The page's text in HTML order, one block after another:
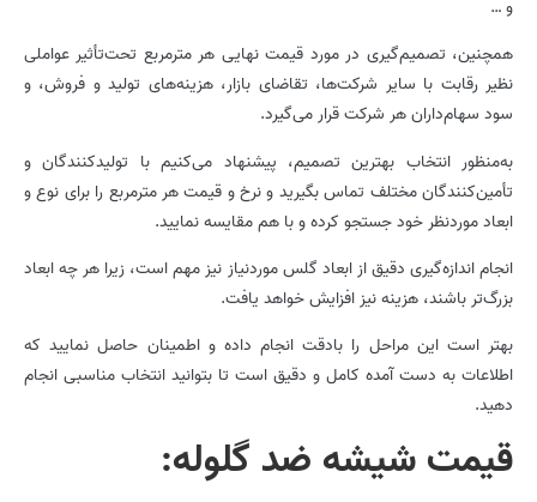
و …
همچنین، تصمیم‌گیری در مورد قیمت نهایی هر مترمربع تحت‌تأثیر عواملی
نظیر رقابت با سایر شرکت‌ها، تقاضای بازار، هزینه‌های تولید و فروش، و
سود سهام‌داران هر شرکت قرار می‌گیرد.
به‌منظور انتخاب بهترین تصمیم، پیشنهاد می‌کنیم با تولیدکنندگان و
تأمین‌کنندگان مختلف تماس بگیرید و نرخ و قیمت هر مترمربع را برای نوع و
ابعاد موردنظر خود جستجو کرده و با هم مقایسه نمایید.
انجام اندازه‌گیری دقیق از ابعاد گلس موردنیاز نیز مهم است، زیرا هر چه ابعاد
بزرگ‌تر باشند، هزینه نیز افزایش خواهد یافت.
بهتر است این مراحل را بادقت انجام داده و اطمینان حاصل نمایید که
اطلاعات به دست آمده کامل و دقیق است تا بتوانید انتخاب مناسبی انجام
دهید.
قیمت شیشه­ ضد گلوله: